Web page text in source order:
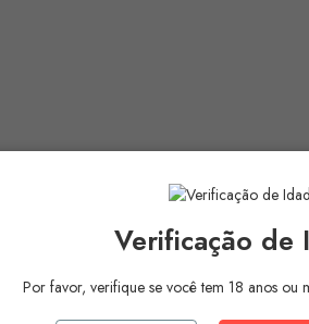
Verificação de
Por favor, verifique se você tem 18 anos ou